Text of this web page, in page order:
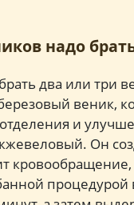
надо
два или три
веник,
и
Он
процедурой